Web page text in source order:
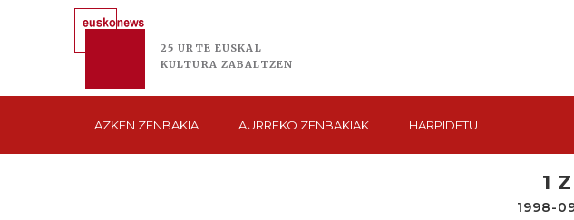
25 URTE EUSKAL
KULTURA ZABALTZEN
AZKEN ZENBAKIA AURREKO ZENBAKIAK HARPIDETU
1
1998-